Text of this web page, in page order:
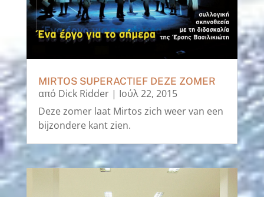
MIRTOS SUPERACTIEF DEZE ZOMER
από Dick Ridder| Ιούλ 22, 2015
Deze zomer laat Mirtos zich weer van een
bijzondere kant zien.